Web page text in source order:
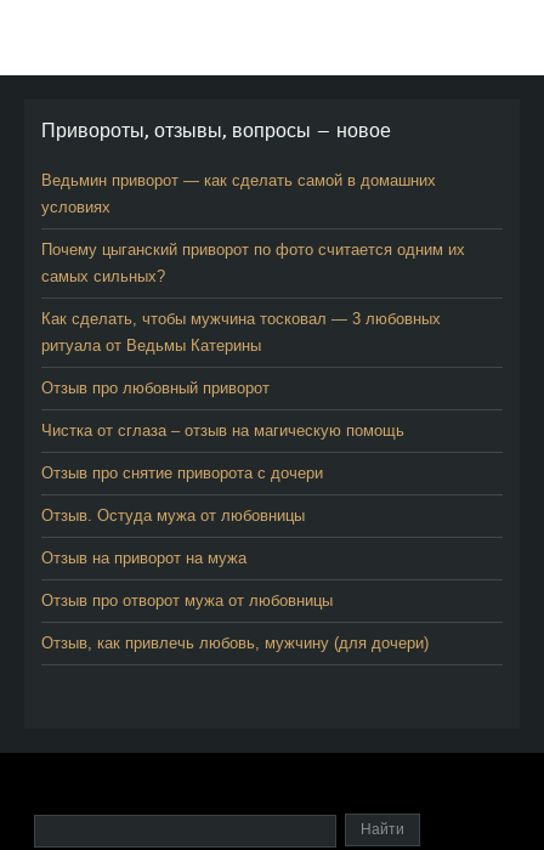
Привороты, отзывы, вопросы — новое
Ведьмин приворот — как сделать самой в домашних
условиях
Почему цыганский приворот по фото считается одним их
самых сильных?
Как сделать, чтобы мужчина тосковал — 3 любовных
ритуала от Ведьмы Катерины
Отзыв про любовный приворот
Чистка от сглаза – отзыв на магическую помощь
Отзыв про снятие приворота с дочери
Отзыв. Остуда мужа от любовницы
Отзыв на приворот на мужа
Отзыв про отворот мужа от любовницы
Отзыв, как привлечь любовь, мужчину (для дочери)